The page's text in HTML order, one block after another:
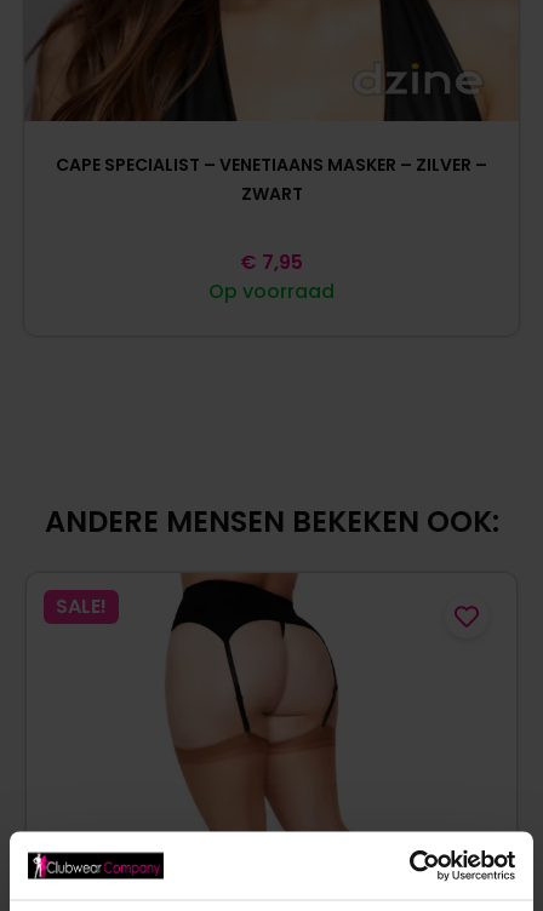
CAPE SPECIALIST – VENETIAANS MASKER – ZILVER –
ZWART
Op voorraad
€ 7,95
ANDERE MENSEN BEKEKEN OOK:
SALE!